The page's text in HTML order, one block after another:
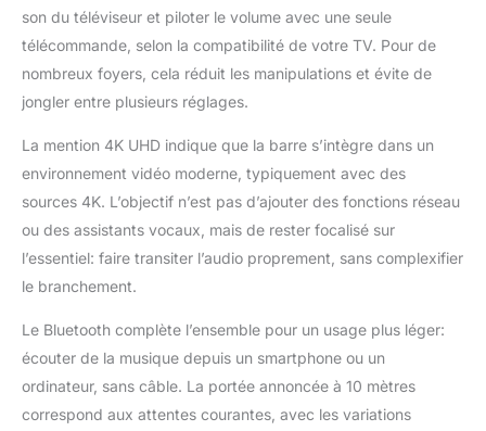
son du téléviseur et piloter le volume avec une seule
télécommande, selon la compatibilité de votre TV. Pour de
nombreux foyers, cela réduit les manipulations et évite de
jongler entre plusieurs réglages.
La mention 4K UHD indique que la barre s’intègre dans un
environnement vidéo moderne, typiquement avec des
sources 4K. L’objectif n’est pas d’ajouter des fonctions réseau
ou des assistants vocaux, mais de rester focalisé sur
l’essentiel: faire transiter l’audio proprement, sans complexifier
le branchement.
Le Bluetooth complète l’ensemble pour un usage plus léger:
écouter de la musique depuis un smartphone ou un
ordinateur, sans câble. La portée annoncée à 10 mètres
correspond aux attentes courantes, avec les variations